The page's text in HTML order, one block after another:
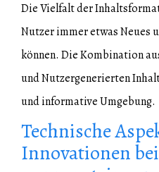
Die Vielfalt der
Nutzer immer etwas Neues
können. Die Kombination
und Nutzergenerierten
und informative Umgebung.
Technische
Innovationen bei